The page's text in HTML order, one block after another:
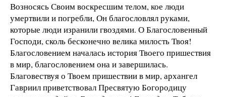
Возносясь Своим воскресшим телом, кое люди
умертвили и погребли, Он благословлял руками,
которые люди изранили гвоздями. О Благословенный
Господи, сколь бесконечно велика милость Твоя!
Благословением началась история Твоего пришествия
в мир, благословением она и завершилась.
Благовествуя о Твоем пришествии в мир, архангел
Гавриил приветствовал Пресвятую Богородицу